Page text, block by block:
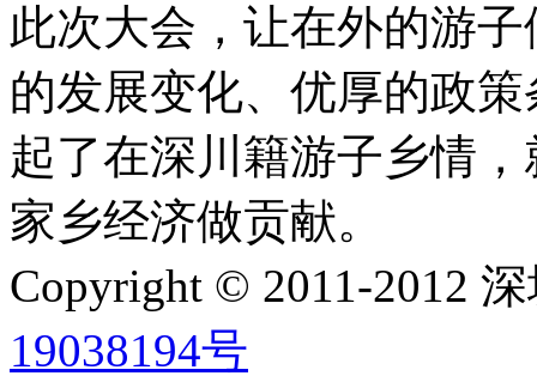
此次大会，让在外的游
的发展变化、优厚的政
起了在深川籍游子乡情
家乡经济做贡献。
Copyright © 2011-2012
19038194号